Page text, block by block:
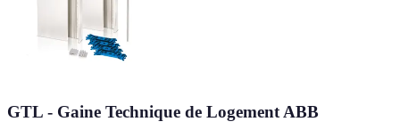
GTL - Gaine Technique de Logement ABB